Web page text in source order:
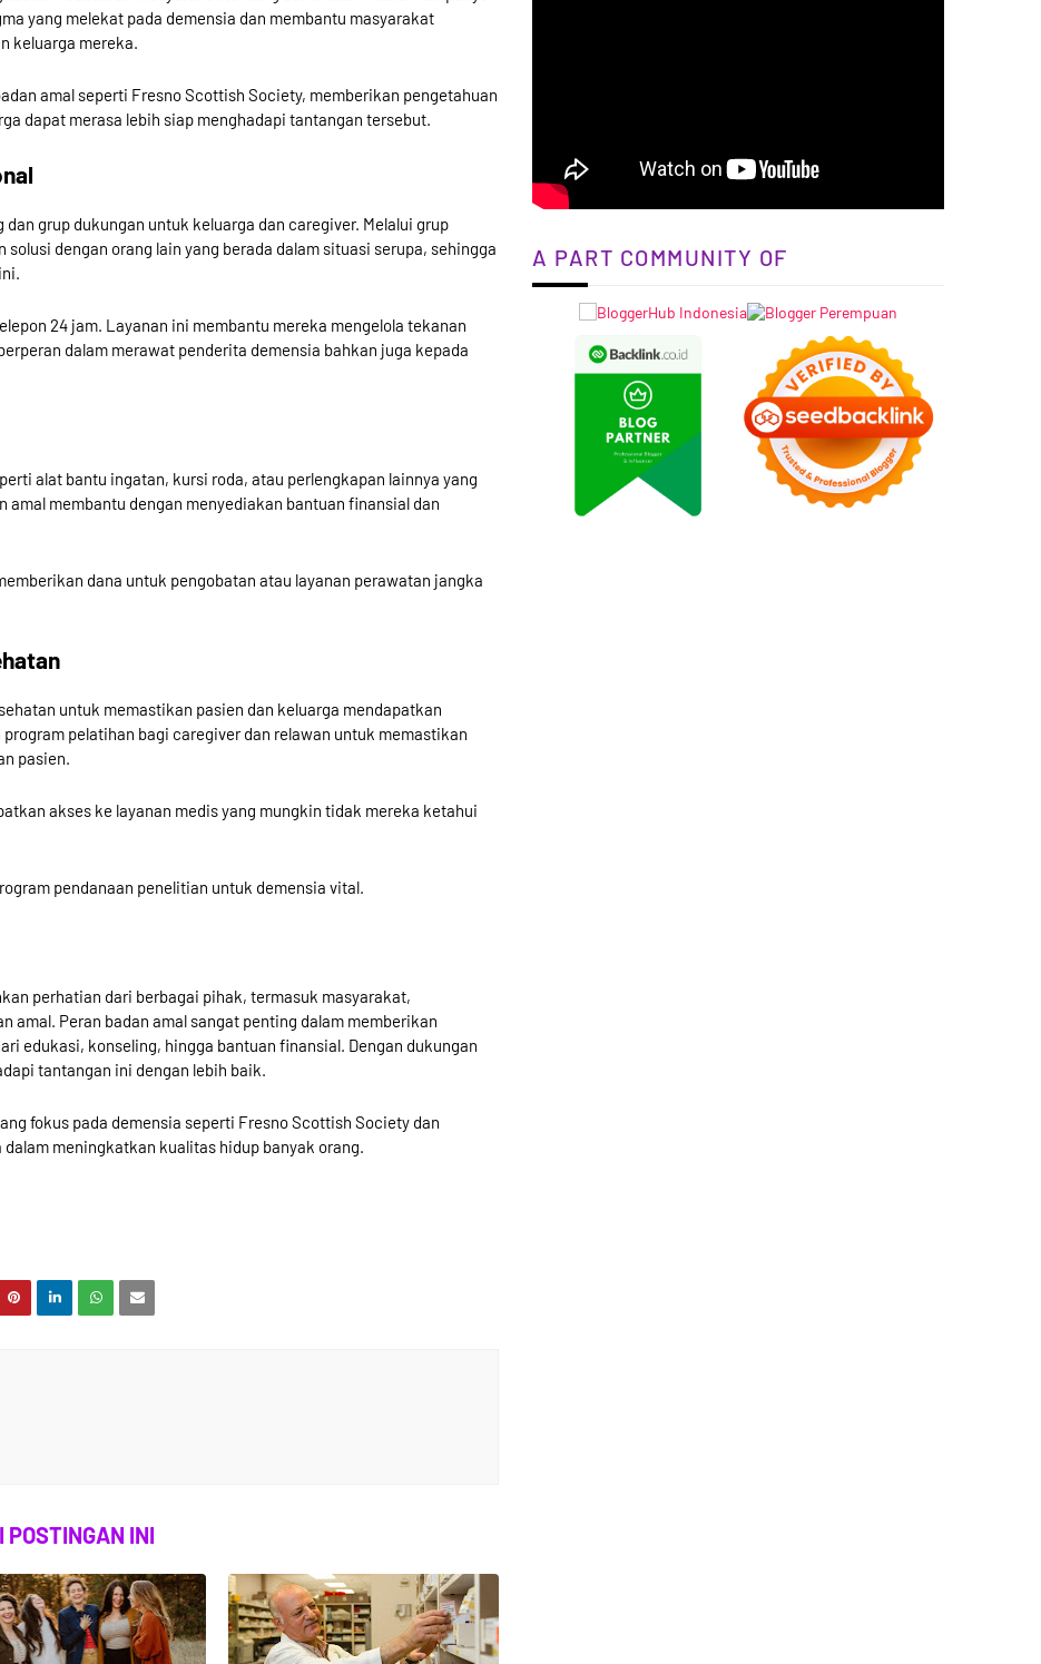
yang melekat pada demensia dan membantu masyarakat
keluarga mereka.
amal seperti Fresno Scottish Society, memberikan pengetahuan
dapat merasa lebih siap menghadapi tantangan tersebut.
grup dukungan untuk keluarga dan caregiver. Melalui grup
dengan orang lain yang berada dalam situasi serupa, sehingga
24 jam. Layanan ini membantu mereka mengelola tekanan
dalam merawat penderita demensia bahkan juga kepada
alat bantu ingatan, kursi roda, atau perlengkapan lainnya yang
membantu dengan menyediakan bantuan finansial dan
dana untuk pengobatan atau layanan perawatan jangka
untuk memastikan pasien dan keluarga mendapatkan
pelatihan bagi caregiver dan relawan untuk memastikan
pasien.
akses ke layanan medis yang mungkin tidak mereka ketahui
pendanaan penelitian untuk demensia vital.
perhatian dari berbagai pihak, termasuk masyarakat,
amal. Peran badan amal sangat penting dalam memberikan
edukasi, konseling, hingga bantuan finansial. Dengan dukungan
tantangan ini dengan lebih baik.
fokus pada demensia seperti Fresno Scottish Society dan
meningkatkan kualitas hidup banyak orang.
POSTINGAN INI
A PART COMMUNITY OF